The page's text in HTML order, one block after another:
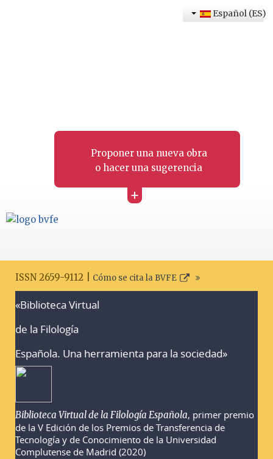
Proponer una nueva obra
o hacer una sugerencia
+
Español (ES)
ISSN 2659-9112 | Cómo se cita la BVFE
«Biblioteca Virtual
de la Filología
Española. Una herramienta para la sociedad»
Biblioteca Virtual de la Filología Española, primer premio
de la V Edición de los Premios de Transferencia de
Tecnología y de Conocimiento de la Universidad
Complutense de Madrid (2020)